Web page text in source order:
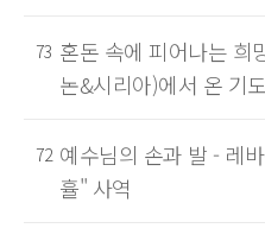
73 혼돈 속에 피어나는 희
논&시리아)에서 온 기
72 예수님의 손과 발 - 레
휼" 사역